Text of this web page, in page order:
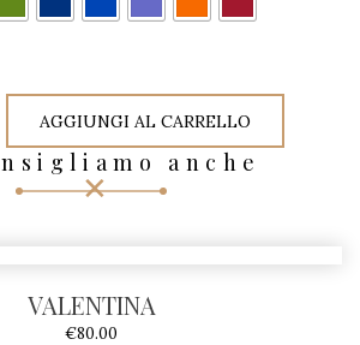
AGGIUNGI AL CARRELLO
anche
VALENTINA
€80.00